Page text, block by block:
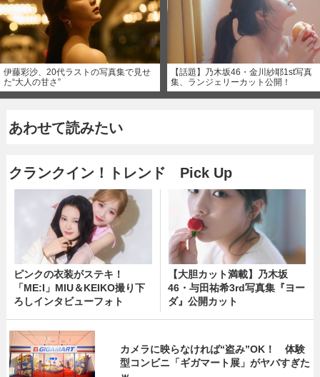
伊藤彩沙、20代ラストの写真集で見せ
た“大人の甘さ”
【話題】乃木坂46・金川紗耶1st写真
集、ランジェリーカット公開！
あわせて読みたい
クランクイン！トレンド Pick Up
ピンクの衣装がステキ！
「ME:I」MIU＆KEIKO撮り下
ろしインタビューフォト
【大胆カット満載】乃木坂
46・与田祐希3rd写真集『ヨー
ダ』公開カット
カメラに映らなければ“盗み”OK！ 体験
型コンビニ「ギガマート展」がヤバすぎた